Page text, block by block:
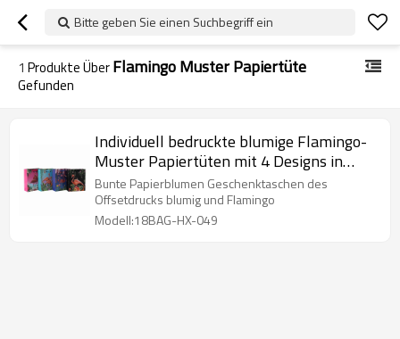
Bitte geben Sie einen Suchbegriff ein
1 Produkte ÜberFlamingo Muster Papiertüte
Gefunden
Individuell bedruckte blumige Flamingo-
Muster Papiertüten mit 4 Designs in
Tongle Verpackung
Bunte Papierblumen Geschenktaschen des
Offsetdrucks blumig und Flamingo
Modell:18BAG-HX-049